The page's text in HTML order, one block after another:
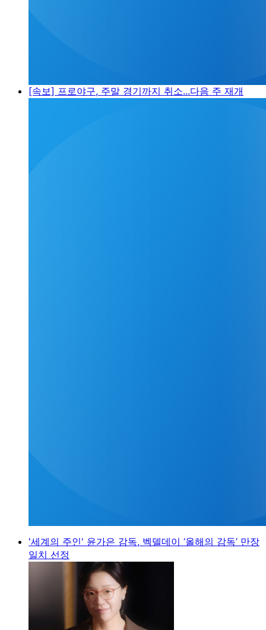
[속보] 프로야구, 주말 경기까지 취소...다음 주 재개
'세계의 주인' 윤가은 감독, 벡델데이 ‘올해의 감독’ 만장
일치 선정